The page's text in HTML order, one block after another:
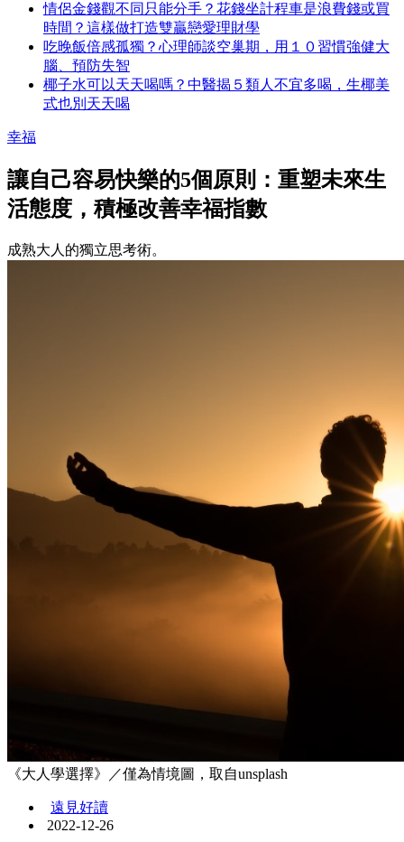
情侶金錢觀不同只能分手？花錢坐計程車是浪費錢或買
時間？這樣做打造雙贏戀愛理財學
吃晚飯倍感孤獨？心理師談空巢期，用１０習慣強健大
腦、預防失智
椰子水可以天天喝嗎？中醫揭５類人不宜多喝，生椰美
式也別天天喝
幸福
讓自己容易快樂的5個原則：重塑未來生
活態度，積極改善幸福指數
成熟大人的獨立思考術。
《大人學選擇》／僅為情境圖，取自unsplash
遠見好讀
2022-12-26